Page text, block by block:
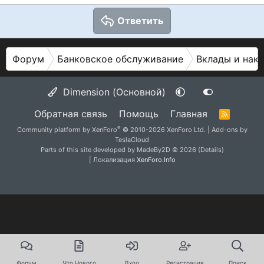
Ответить
Форум Банковское обслуживание Вклады и
Dimension (Основной)
Обратная связь
Помощь Главная
S
Community platform by XenForo® © 2010-2026 XenForo Ltd.
Add-ons by
TeslaCloud
Parts of this site developed by MadeBy2D © 2026 (Details)
| Локализация XenForo.Info